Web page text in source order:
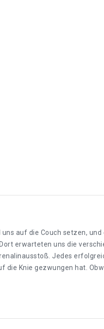
auf die Couch setzen,
erwarteten uns die
Jedes
Knie gezwungen hat.